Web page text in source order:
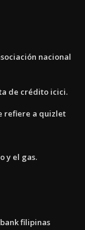
nacional
de crédito icici.
refiere a quizlet
y el gas.
filipinas